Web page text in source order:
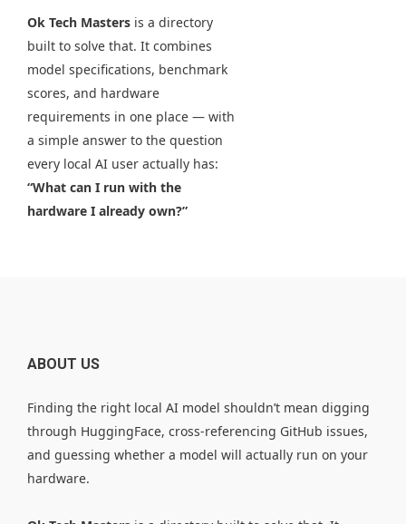
Ok Tech Masters is a directory
built to solve that. It combines
model specifications, benchmark
scores, and hardware
requirements in one place — with
a simple answer to the question
every local AI user actually has:
“What can I run with the
hardware I already own?”
ABOUT US
Finding the right local AI model shouldn’t mean digging
through HuggingFace, cross-referencing GitHub issues,
and guessing whether a model will actually run on your
hardware.